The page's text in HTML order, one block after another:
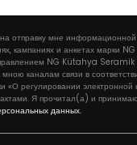
отправку мне информационной
кампаниях и анкетах марки NG
NG Kütahya Seramik
каналам связи в
«О регулировании
Я прочитал(а) и принимаю
данных.